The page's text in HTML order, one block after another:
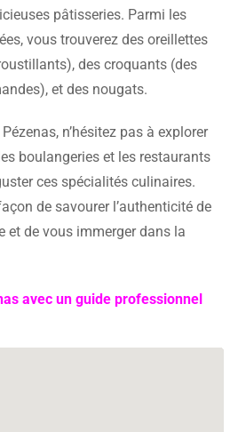
pâtisseries. Parmi les
vous trouverez des oreillettes
des croquants (des
et des nougats.
n’hésitez pas à explorer
boulangeries et les restaurants
ces spécialités culinaires.
de savourer l’authenticité de
et de vous immerger dans la
avec un guide professionnel